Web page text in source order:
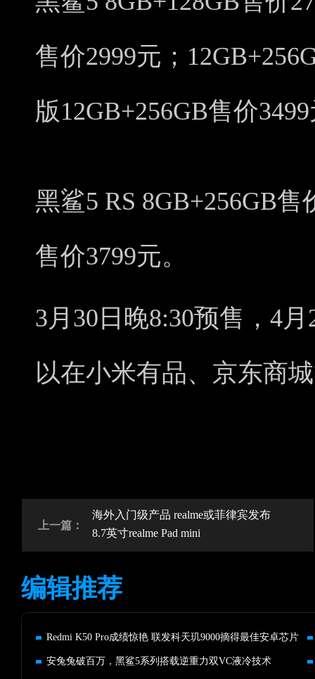
售价2999元；
版12GB+256GB售价
黑鲨5 RS 8GB+256GB售
售价3799元。
3月30日晚8:30预售，4
以在小米有品、京东商
上一篇：
海外入门级产品 realme或菲律宾发布
8.7英寸realme Pad mini
编辑推荐
Redmi K50 Pro成绩惊艳 联发科天玑9000摘得最佳安卓芯片
安兔兔破百万，黑鲨5系列搭载逆重力双VC液冷技术